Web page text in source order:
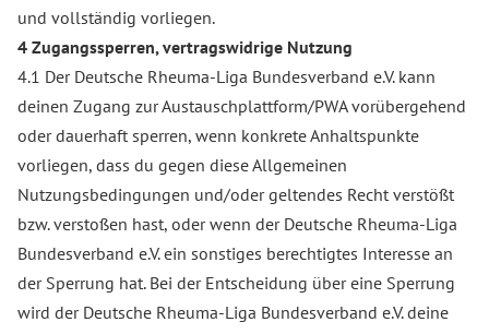
und vollständig vorliegen.
4 Zugangssperren, vertragswidrige Nutzung
4.1 Der Deutsche Rheuma-Liga Bundesverband e.V. kann
deinen Zugang zur Austauschplattform/PWA vorübergehend
oder dauerhaft sperren, wenn konkrete Anhaltspunkte
vorliegen, dass du gegen diese Allgemeinen
Nutzungsbedingungen und/oder geltendes Recht verstößt
bzw. verstoßen hast, oder wenn der Deutsche Rheuma-Liga
Bundesverband e.V. ein sonstiges berechtigtes Interesse an
der Sperrung hat. Bei der Entscheidung über eine Sperrung
wird der Deutsche Rheuma-Liga Bundesverband e.V. deine